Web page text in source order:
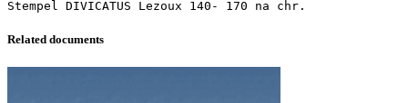
Related documents